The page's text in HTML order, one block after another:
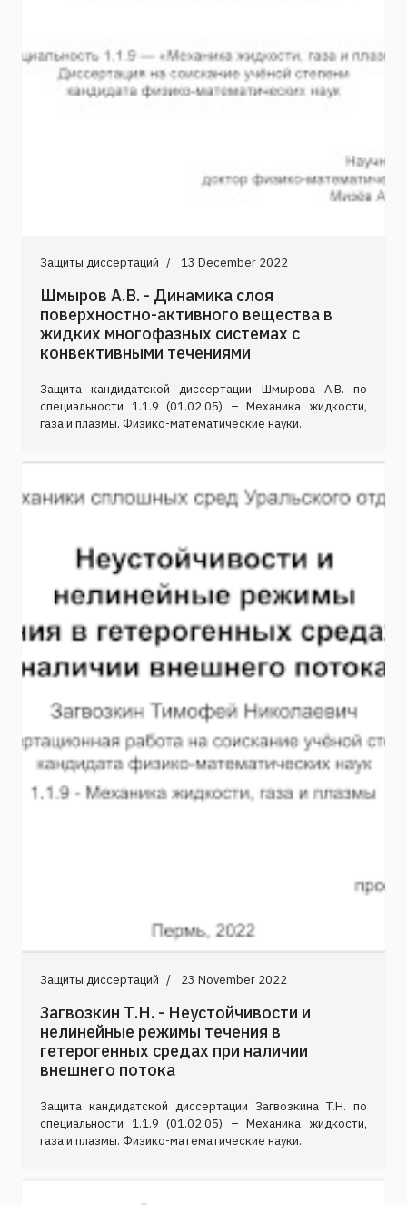
Защиты диссертаций 13 December 2022
Шмыров А.В. - Динамика слоя
поверхностно-активного вещества в
жидких многофазных системах с
конвективными течениями
Защита кандидатской диссертации Шмырова А.В. по
специальности 1.1.9 (01.02.05) – Механика жидкости,
газа и плазмы. Физико-математические науки.
Защиты диссертаций 23 November 2022
Загвозкин Т.Н. - Неустойчивости и
нелинейные режимы течения в
гетерогенных средах при наличии
внешнего потока
Защита кандидатской диссертации Загвозкина Т.Н. по
специальности 1.1.9 (01.02.05) – Механика жидкости,
газа и плазмы. Физико-математические науки.